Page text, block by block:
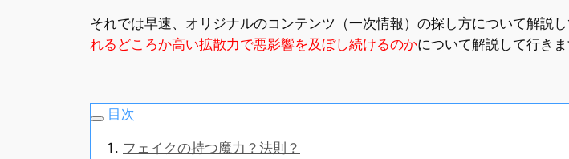
それでは早速、オリジナルのコンテンツ（一次情報）の探し方について解説
れるどころか高い拡散力で悪影響を及ぼし続けるのかについて解説して行きま
目次
フェイクの持つ魔力？法則？